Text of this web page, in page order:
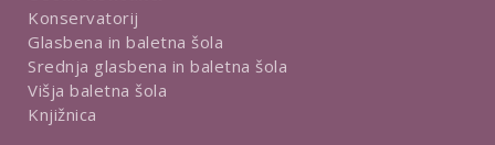
Konservatorij
Glasbena in baletna šola
Srednja glasbena in baletna šola
Višja baletna šola
Knjižnica